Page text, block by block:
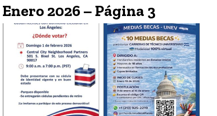
Enero 2026 – Página 3